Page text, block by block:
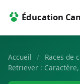
Éducation
Accueil / Races de
Retriever :